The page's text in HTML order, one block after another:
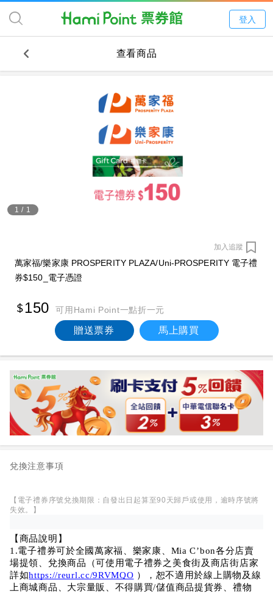
登入
查看商品
1 / 1
加入追蹤
萬家福/樂家康 PROSPERITY PLAZA/Uni-PROSPERITY 電子禮
券$150_電子憑證
150 可用Hami Point一點折一元
贈送票券 馬上購買
兌換注意事項
【電子禮券序號兌換期限：自發出日起算至90天歸戶或使用，逾時序號將
失效。】
【商品說明】
1.電子禮券可於全國萬家福、樂家康、Mia C’bon各分店賣
場提領、兌換商品（可使用電子禮券之美食街及商店街店家
詳如https://reurl.cc/9RVMQO ），恕不適用於線上購物及線
上商城商品、大宗量販、不得購買/儲值商品提貨券、禮物